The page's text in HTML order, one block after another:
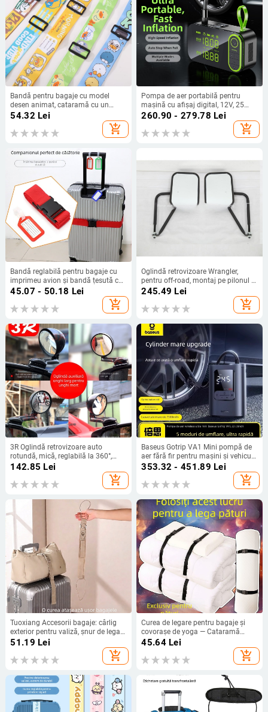
Bandă pentru bagaje cu model
desen animat, cataramă cu un
singur buton, fixare
54.32 Lei
add_shopping_cart
Pompa de aer portabilă pentru
mașină cu afișaj digital, 12V, 25
L/min, ≤80W, cablu de 3 m, cilindru
260.90 - 279.78 Lei
add_shopping_cart
Bandă reglabilă pentru bagaje cu
imprimeu avion și bandă țesută cu
transfer termic
45.07 - 50.18 Lei
add_shopping_cart
Oglindă retrovizoare Wrangler,
pentru off-road, montaj pe pilonul A,
model pătrat
245.49 Lei
add_shopping_cart
3R Oglindă retrovizoare auto
rotundă, mică, reglabilă la 360°,
pentru vizibilitate în unghiuri
142.85 Lei
add_shopping_cart
Baseus Gotrip VA1 Mini pompă de
aer fără fir pentru mașini și vehicule
electrice
353.32 - 451.89 Lei
add_shopping_cart
Tuoxiang Accesorii bagaje: cârlig
exterior pentru valiză, șnur de legare
și cablu conectare pliabil; Poliester,
Brand Tuoxiang, Primăvara 2025,
Funcție de legare
51.19 Lei
add_shopping_cart
Curea de legare pentru bagaje și
covorașe de yoga — Cataramă
reglabilă, Multifuncțională, Urban
Minimalist stil, Primăvară 2025
45.64Lei
add_shopping_cart